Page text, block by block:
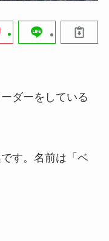
ダーをしている
す。名前は「ベ